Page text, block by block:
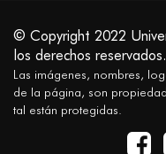
© Copyright 2022
los derechos reservados.
Las imágenes, nombres,
de la página, son
tal están protegidas.